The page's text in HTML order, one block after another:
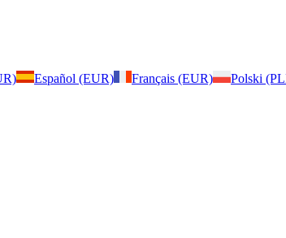
Español (EUR) Français (EUR) Polski